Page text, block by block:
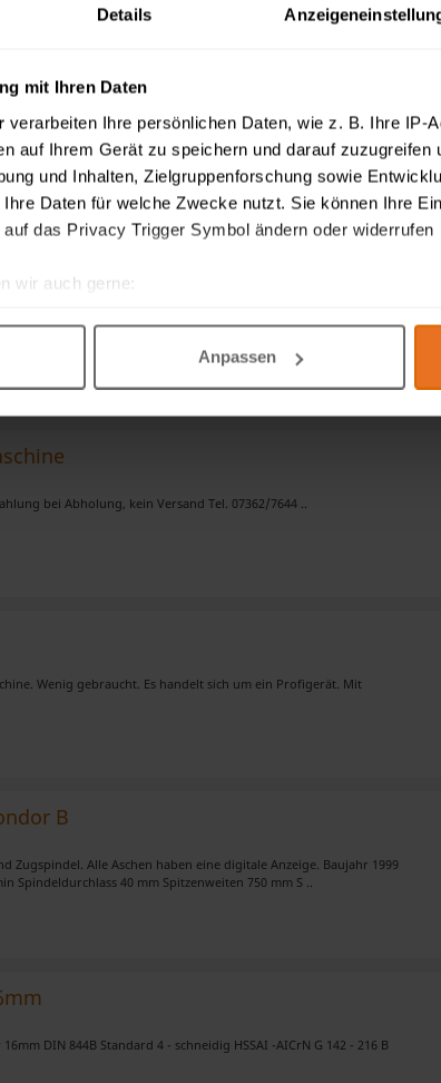
Details
mit Ihren Daten
verarbeiten Ihre persönlichen Daten, wie z. B. Ihre IP-
auf Ihrem Gerät zu speichern und darauf zuzugreifen
und Inhalten, Zielgruppenforschung sowie
Daten für welche Zwecke nutzt. Sie können Ihre
das Privacy Trigger Symbol ändern oder widerrufen
wir auch gerne:
Ihre persönlichen Daten verarbeitet werden, und
und Anzeigen zu personalisieren, Funktionen für
zu analysieren. Außerdem geben wir
soziale Medien, Werbung und Analysen weiter. Unsere
Anpassen
Wir benutzen diese fast täglich. Da wir bald umziehen lösen wir
ihr auch in unseren anderen Anzeigen nachschauen. ..
ist in einem kleinen Betrieb gelaufen. Es ist ein Späneförderer und
bei Abholung, kein Versand Tel. 07362/7644 ..
Wenig gebraucht. Es handelt sich um ein Profigerät. Mit
B
Zugspindel. Alle Aschen haben eine digitale Anzeige. Baujahr 1999
Spindeldurchlass 40 mm Spitzenweiten 750 mm S ..
DIN 844B Standard 4 - schneidig HSSAI -AICrN G 142 - 216 B